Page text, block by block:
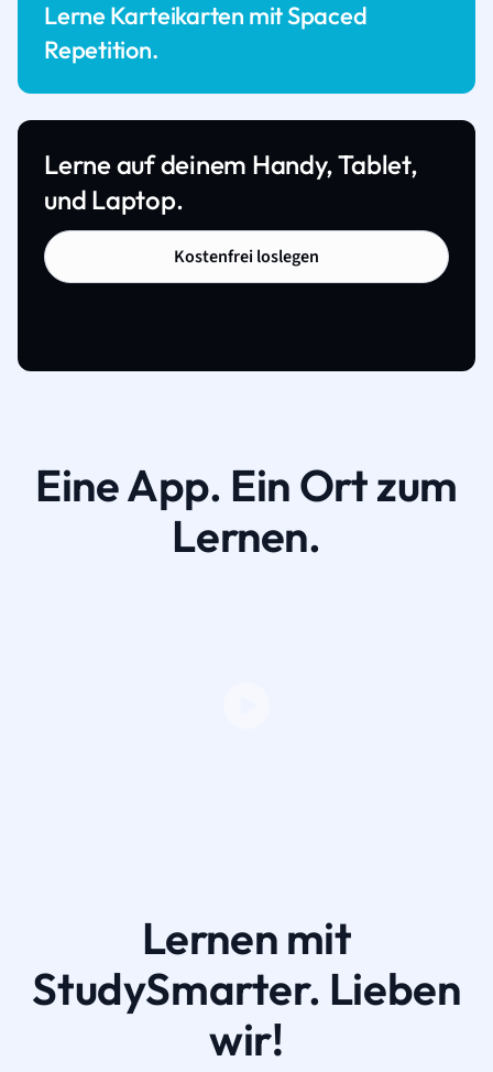
Lerne Karteikarten mit Spaced
Repetition.
Lerne auf deinem Handy, Tablet,
und Laptop.
Kostenfrei loslegen
Eine App. Ein Ort zum
Lernen.
Lernen mit
StudySmarter. Lieben
wir!